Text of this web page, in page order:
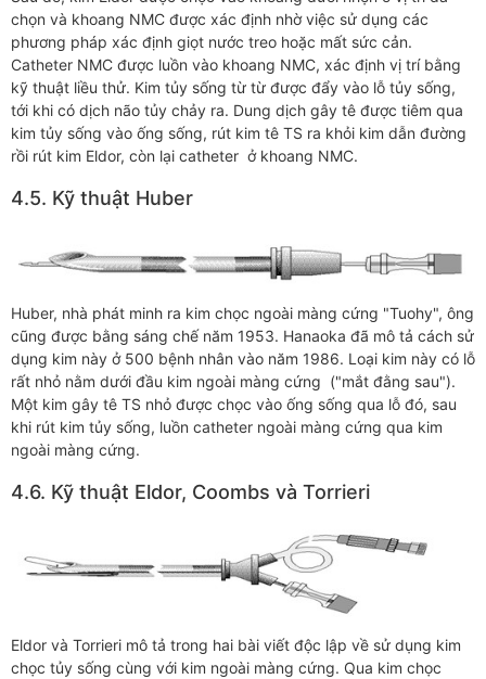
chọn và khoang NMC được xác định nhờ việc sử dụng các
phương pháp xác định giọt nước treo hoặc mất sức cản.
Catheter NMC được luồn vào khoang NMC, xác định vị trí bằng
kỹ thuật liều thử. Kim tủy sống từ từ được đẩy vào lỗ tủy sống,
tới khi có dịch não tủy chảy ra. Dung dịch gây tê được tiêm qua
kim tủy sống vào ống sống, rút kim tê TS ra khỏi kim dẫn đường
rồi rút kim Eldor, còn lại catheter ở khoang NMC.
4.5. Kỹ thuật Huber
Huber, nhà phát minh ra kim chọc ngoài màng cứng "Tuohy", ông
cũng được bằng sáng chế năm 1953. Hanaoka đã mô tả cách sử
dụng kim này ở 500 bệnh nhân vào năm 1986. Loại kim này có lỗ
rất nhỏ nằm dưới đầu kim ngoài màng cứng ("mắt đằng sau").
Một kim gây tê TS nhỏ được chọc vào ống sống qua lỗ đó, sau
khi rút kim tủy sống, luồn catheter ngoài màng cứng qua kim
ngoài màng cứng.
4.6. Kỹ thuật Eldor, Coombs và Torrieri
Eldor và Torrieri mô tả trong hai bài viết độc lập về sử dụng kim
chọc tủy sống cùng với kim ngoài màng cứng. Qua kim chọc